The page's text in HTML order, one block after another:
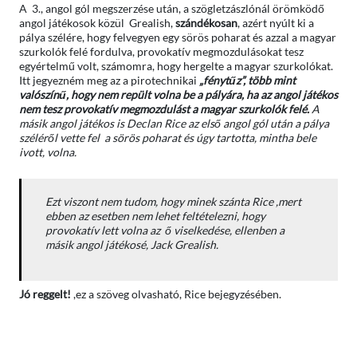
A 3., angol gól megszerzése után, a szögletzászlónál örömködő
angol játékosok közül Grealish,szándékosan, azért nyúlt ki a
pálya szélére, hogy felvegyen egy sörös poharat és azzal a magyar
szurkolók felé fordulva, provokatív megmozdulásokat tesz
egyértelmű volt, számomra, hogy hergelte a magyar szurkolókat.
Itt jegyezném meg az a pirotechnikai „fénytűz”, több mint
valószínű, hogy nem repült volna be a pályára, ha az angol játékos
nem tesz provokatív megmozdulást a magyar szurkolók felé. A
másik angol játékos is Declan Rice az első angol gól után a pálya
széléről vette fel a sörös poharat és úgy tartotta, mintha bele
ivott, volna.
Ezt viszont nem tudom, hogy minek szánta Rice ,mert
ebben az esetben nem lehet feltételezni, hogy
provokatív lett volna az ő viselkedése, ellenben a
másik angol játékosé, Jack Grealish.
Jó reggelt! ,ez a szöveg olvasható, Rice bejegyzésében.